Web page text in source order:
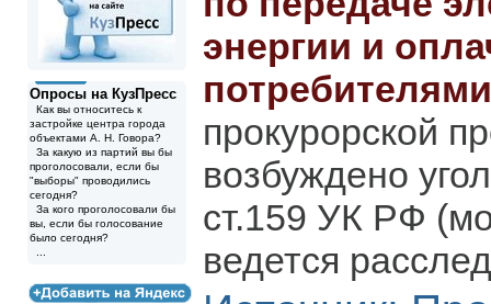
Опросы на КузПресс
Как вы относитесь к
застройке центра города
объектами А. Н. Говора?
За какую из партий вы бы
проголосовали, если бы
"выборы" проводились
сегодня?
За кого проголосовали бы
вы, если бы голосование
было сегодня?
энергии и
прокурорской
возбуждено
ст.159 УК РФ
ведется